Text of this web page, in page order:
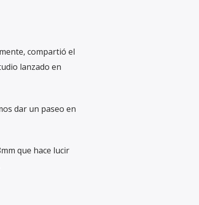
compartió el
lanzado en
dar un paseo en
que hace lucir